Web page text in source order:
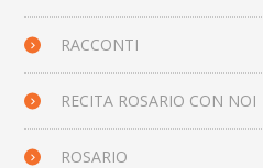
RACCONTI
RECITA ROSARIO CON NOI
ROSARIO